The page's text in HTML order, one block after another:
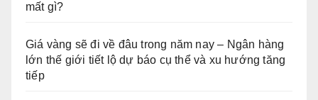
mất gì?
Giá vàng sẽ đi về đâu trong năm nay – Ngân hàng
lớn thế giới tiết lộ dự báo cụ thể và xu hướng tăng
tiếp